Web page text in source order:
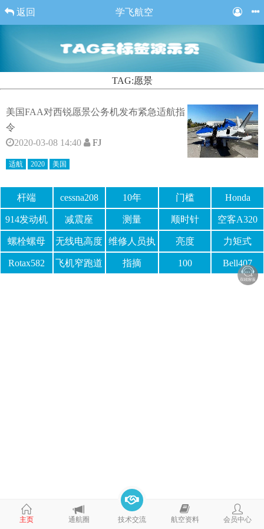
返回 学飞航空
TAG:愿景
美国FAA对西锐愿景公务机发布紧急适航指
令
2020-03-08 14:40
FJ
适航 2020 美国
杆端 cessna208 10年 门槛 Honda
914发动机 减震座 测量 顺时针 空客A320
螺栓螺母 无线电高度
表
维修人员执
照
亮度 力矩式
Rotax582 飞机窄跑道 指摘 100 Bell407
主页 通航圈 技术交流 航空资料 会员中心